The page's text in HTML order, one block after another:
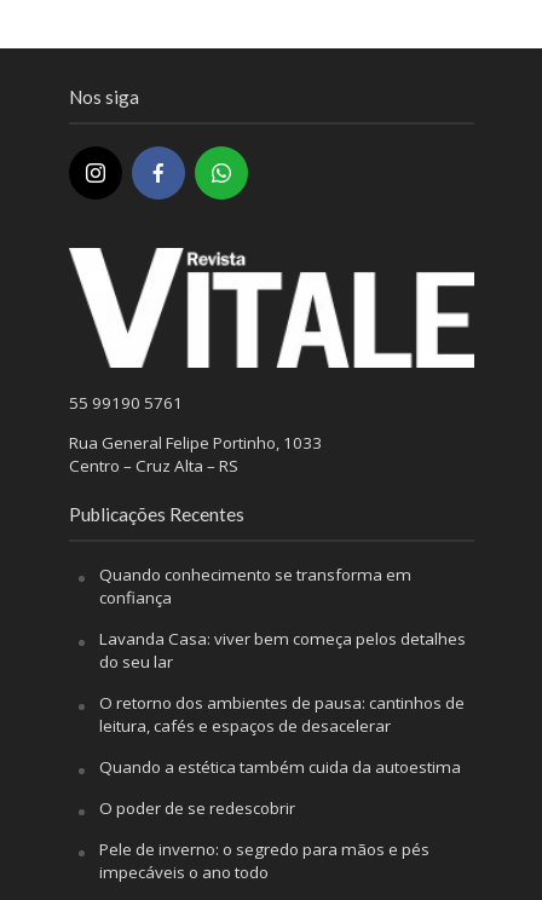
Nos siga
55 99190 5761
Rua General Felipe Portinho, 1033
Centro – Cruz Alta – RS
Publicações Recentes
Quando conhecimento se transforma em
confiança
Lavanda Casa: viver bem começa pelos detalhes
do seu lar
O retorno dos ambientes de pausa: cantinhos de
leitura, cafés e espaços de desacelerar
Quando a estética também cuida da autoestima
O poder de se redescobrir
Pele de inverno: o segredo para mãos e pés
impecáveis o ano todo